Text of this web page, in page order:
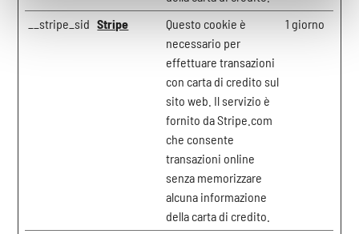
__stripe_sid Stripe
Questo cookie è
necessario per
effettuare transazioni
con carta di credito sul
sito web. Il servizio è
fornito da Stripe.com
che consente
transazioni online
senza memorizzare
alcuna informazione
della carta di credito.
1 giorno